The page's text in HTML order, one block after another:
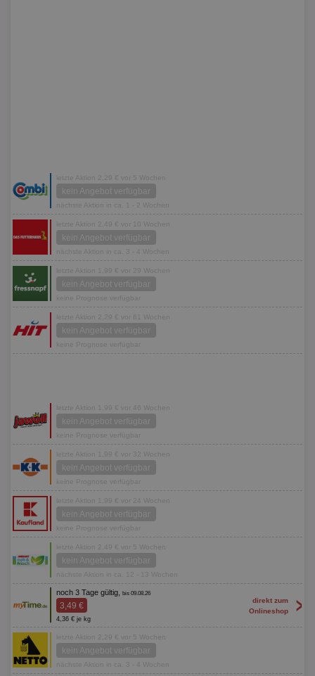
letzte Aktion 2,29 € vor 5 Wochen
kein Angebot verfügbar
nächste Aktion in ca. 1 - 2 Wochen
letzte Aktion 2,49 € vor 10 Wochen
kein Angebot verfügbar
nächste Aktion in ca. 3 - 4 Wochen
letzte Aktion 1,99 € vor 29 Wochen
kein Angebot verfügbar
keine Prognose verfügbar
letzte Aktion 2,29 € vor 61 Wochen
kein Angebot verfügbar
keine Prognose verfügbar
letzte Aktion 1,99 € vor 46 Wochen
kein Angebot verfügbar
keine Prognose verfügbar
letzte Aktion 1,99 € vor 32 Wochen
kein Angebot verfügbar
keine Prognose verfügbar
letzte Aktion 1,99 € vor 24 Wochen
kein Angebot verfügbar
keine Prognose verfügbar
letzte Aktion 2,49 € vor 5 Wochen
kein Angebot verfügbar
nächste Aktion in ca. 12 - 13 Wochen
noch 3 Tage gültig, bis 09.08.26
3,49 €
4,36 € je kg
direkt zum
Onlineshop
>
letzte Aktion 2,29 € vor 5 Wochen
kein Angebot verfügbar
nächste Aktion in ca. 3 - 4 Wochen